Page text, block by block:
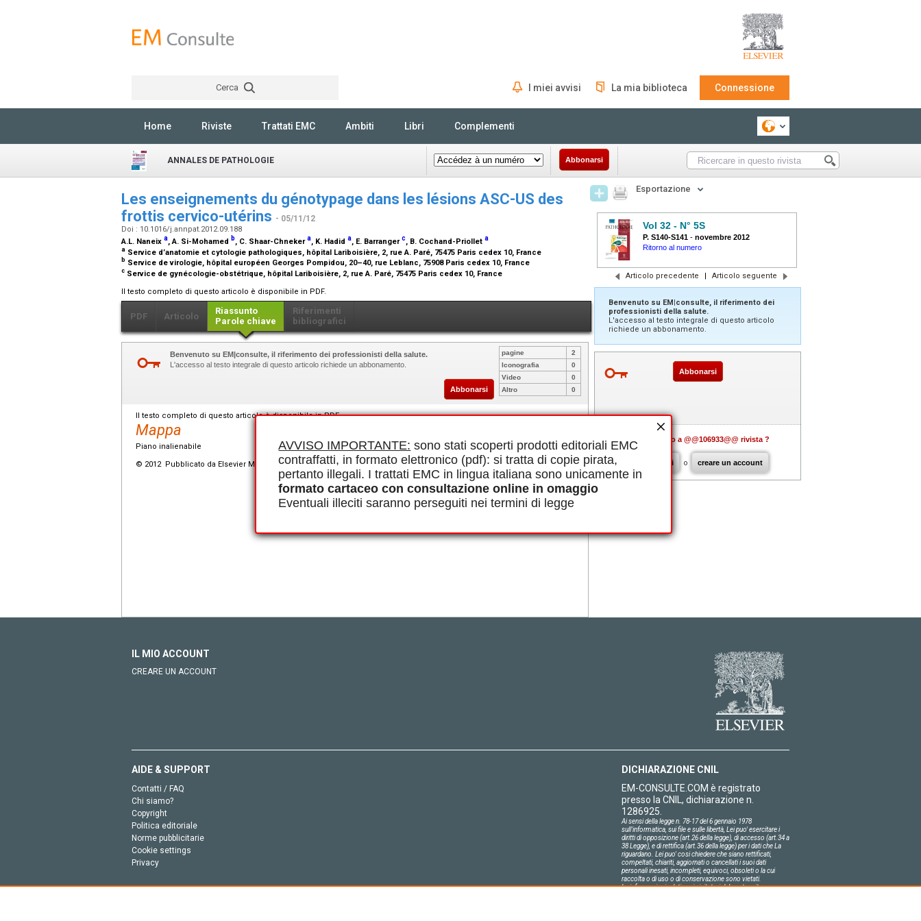
AVVISO IMPORTANTE: sono stati scoperti prodotti editoriali EMC
contraffatti, in formato elettronico (pdf): si tratta di copie pirata,
pertanto illegali. I trattati EMC in lingua italiana sono unicamente in
formato cartaceo con consultazione online in omaggio
Eventuali illeciti saranno perseguiti nei termini di legge
Cerca I miei avvisi La mia biblioteca Connessione
Home Riviste Trattati EMC Ambiti Libri Complementi
ANNALES DE PATHOLOGIE Abbonarsi
Les enseignements du génotypage dans les lésions ASC-US des
frottis cervico-utérins - 05/11/12
Doi : 10.1016/j.annpat.2012.09.188
A.L. Naneix a, A. Si-Mohamed b, C. Shaar-Chnekera, K. Hadid a, E. Barrangerc, B. Cochand-Priollet a
a Service d’anatomie et cytologie pathologiques, hôpital Lariboisière, 2, rue A. Paré, 75475 Paris cedex 10, France
b Service de virologie, hôpital européen Georges Pompidou, 20–40, rue Leblanc, 75908 Paris cedex 10, France
c Service de gynécologie-obstétrique, hôpital Lariboisière, 2, rue A. Paré, 75475 Paris cedex 10, France
Il testo completo di questo articolo è disponibile in PDF.
PDF Articolo
Riassunto
Parole chiave
Riferimenti
bibliografici
Benvenuto su EM|consulte, il riferimento dei professionisti della salute.
L'accesso al testo integrale di questo articolo richiede un abbonamento.
Abbonarsi
pagine
2
Iconografia
0
Video
0
Altro
0
Il testo completo di questo articolo è disponibile in PDF.
Mappa
Piano inalienabile
© 2012 Pubblicato da Elsevier Masson SAS.
Esportazione
Vol 32 - N° 5S
P. S140-S141 - novembre 2012
Ritorno al numero
Articolo precedente | Articolo seguente
Benvenuto su EM|consulte, il riferimento dei
professionisti della salute.
L'accesso al testo integrale di questo articolo
richiede un abbonamento.
Abbonarsi
Già abbonato a @@106933@@ rivista ?
connettersi o creare un account
IL MIO ACCOUNT
CREARE UN ACCOUNT
AIDE & SUPPORT
Contatti / FAQ
Chi siamo?
Copyright
Politica editoriale
Norme pubblicitarie
Cookie settings
Privacy
DICHIARAZIONE CNIL
EM-CONSULTE.COM è registrato
presso la CNIL, dichiarazione n.
1286925.
Ai sensi della legge n. 78-17 del 6 gennaio 1978
sull'informatica, sui file e sulle libertà, Lei puo' esercitare i
diritti di opposizione (art.26 della legge), di accesso (art.34 a
38 Legge), e di rettifica (art.36 della legge) per i dati che La
riguardano. Lei puo' cosi chiedere che siano rettificati,
compeltati, chiariti, aggiornati o cancellati i suoi dati
personali inesati, incompleti, equivoci, obsoleti o la cui
raccolta o di uso o di conservazione sono vietati.
Le informazioni relative ai visitatori del nostro sito,